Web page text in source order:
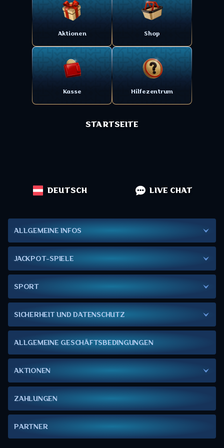
Aktionen Shop
Kasse Hilfezentrum
STARTSEITE
DEUTSCH LIVE CHAT
ALLGEMEINE INFOS
JACKPOT-SPIELE
SPORT
SICHERHEIT UND DATENSCHUTZ
ALLGEMEINE GESCHÄFTSBEDINGUNGEN
AKTIONEN
ZAHLUNGEN
PARTNER